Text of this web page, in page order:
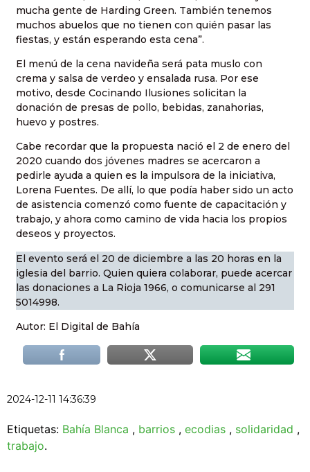
mucha gente de Harding Green. También tenemos
muchos abuelos que no tienen con quién pasar las
fiestas, y están esperando esta cena”.
El menú de la cena navideña será pata muslo con
crema y salsa de verdeo y ensalada rusa. Por ese
motivo, desde Cocinando Ilusiones solicitan la
donación de presas de pollo, bebidas, zanahorias,
huevo y postres.
Cabe recordar que la propuesta nació el 2 de enero del
2020 cuando dos jóvenes madres se acercaron a
pedirle ayuda a quien es la impulsora de la iniciativa,
Lorena Fuentes. De allí, lo que podía haber sido un acto
de asistencia comenzó como fuente de capacitación y
trabajo, y ahora como camino de vida hacia los propios
deseos y proyectos.
El evento será el 20 de diciembre a las 20 horas en la
iglesia del barrio. Quien quiera colaborar, puede acercar
las donaciones a La Rioja 1966, o comunicarse al 291
5014998.
Autor: El Digital de Bahía
2024-12-11 14:36:39
Etiquetas: Bahía Blanca , barrios , ecodias , solidaridad ,
trabajo.